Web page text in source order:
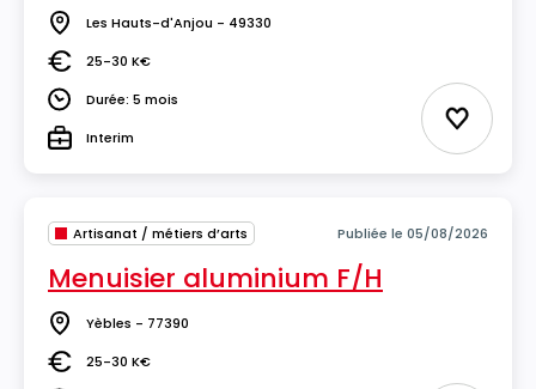
Lieu Les Hauts-d'Anjou - 49330
Salaire25-30 K€
DuréeDurée: 5 mois
TypeInterim Ajouter
Artisanat / métiers d’arts Publiée le 05/08/2026
Menuisier aluminium F/H
Lieu Yèbles - 77390
Salaire25-30 K€